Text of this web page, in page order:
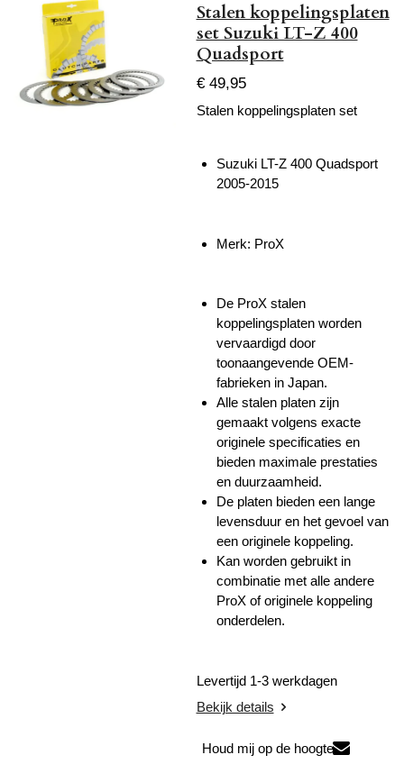
Stalen koppelingsplaten
set Suzuki LT-Z 400
Quadsport
€ 49,95
Stalen koppelingsplaten set
Suzuki LT-Z 400 Quadsport
2005-2015
Merk: ProX
De ProX stalen
koppelingsplaten worden
vervaardigd door
toonaangevende OEM-
fabrieken in Japan.
Alle stalen platen zijn
gemaakt volgens exacte
originele specificaties en
bieden maximale prestaties
en duurzaamheid.
De platen bieden een lange
levensduur en het gevoel van
een originele koppeling.
Kan worden gebruikt in
combinatie met alle andere
ProX of originele koppeling
onderdelen.
Levertijd 1-3 werkdagen
Bekijk details
Houd mij op de hoogte